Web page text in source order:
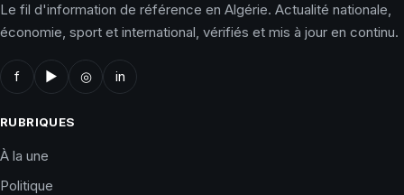
Le fil d'information de référence en Algérie. Actualité nationale,
économie, sport et international, vérifiés et mis à jour en continu.
f ▶ ◎ in
RUBRIQUES
À la une
Politique